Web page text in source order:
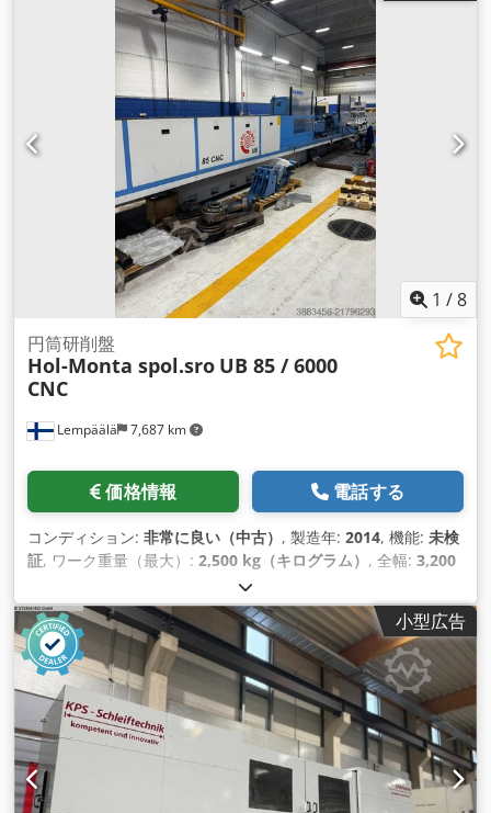
1 /8
Lempäälä 7,687 km
円筒研削盤
Hol-Monta spol.sro UB 85 / 6000
CNC
価格情報 電話する
コンディション: 非常に良い（中古） , 製造年: 2014, 機能: 未検
証, ワーク重量（最大）: 2,500 kg（キログラム） , 全幅: 3,200
, 中心間距離:
ース直径:850 mm, 総重量:19,000 kg（キログラム）,
小型広告